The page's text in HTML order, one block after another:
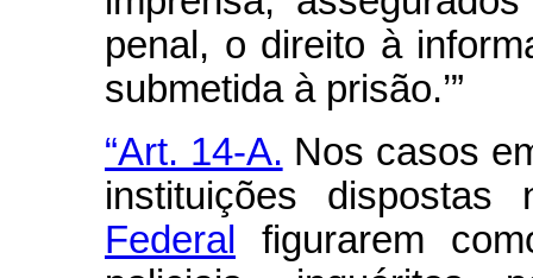
penal, o direito à
submetida à prisão.’”
“Art. 14-A. Nos casos
instituições
Federal
figurarem